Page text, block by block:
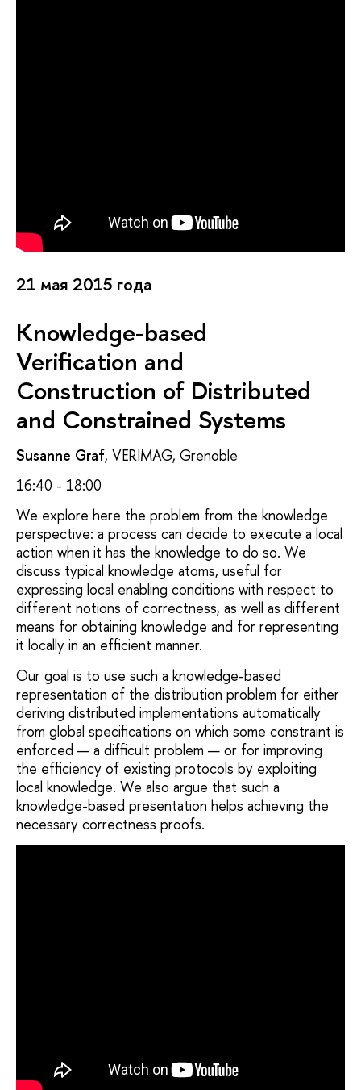
21 мая 2015 года
Knowledge-based
Verification and
Construction of Distributed
and Constrained Systems
Susanne Graf, VERIMAG, Grenoble
16:40 - 18:00
We explore here the problem from the knowledge
perspective: a process can decide to execute a local
action when it has the knowledge to do so. We
discuss typical knowledge atoms, useful for
expressing local enabling conditions with respect to
different notions of correctness, as well as different
means for obtaining knowledge and for representing
it locally in an efficient manner.
Our goal is to use such a knowledge-based
representation of the distribution problem for either
deriving distributed implementations automatically
from global specifications on which some constraint is
enforced — a difficult problem — or for improving
the efficiency of existing protocols by exploiting
local knowledge. We also argue that such a
knowledge-based presentation helps achieving the
necessary correctness proofs.